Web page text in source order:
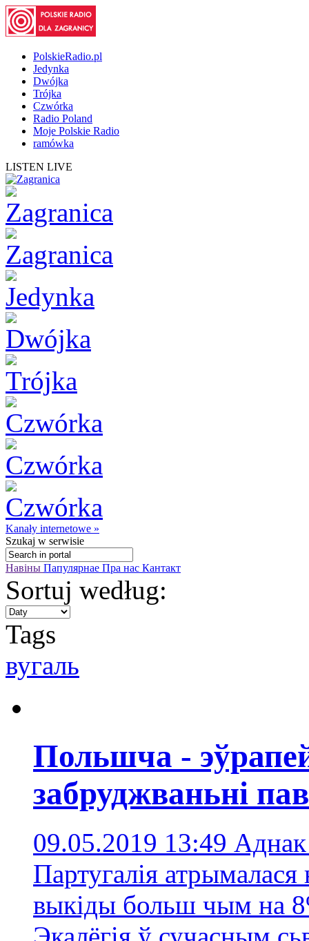
PolskieRadio.pl
Jedynka
Dwójka
Trójka
Czwórka
Radio Poland
Moje Polskie Radio
ramówka
LISTEN LIVE
Kanały internetowe »
Szukaj w serwisie
Навіны Папулярнае Пра нас Кантакт
Sortuj według:
Tags
вугаль
Польшча -
забруджваньні
09.05.2019 13:49 Аднак
Партугалія
выкіды больш чым на